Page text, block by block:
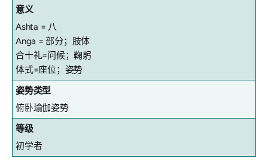
意义
Ashta = 八
Anga = 部分；肢体
合十礼=问候；鞠躬
体式=座位；姿势
姿势类型
俯卧瑜伽姿势
等级
初学者